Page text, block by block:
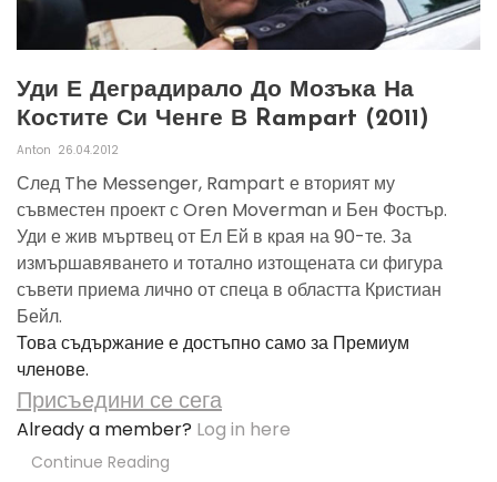
Уди Е Деградирало До Мозъка На
Костите Си Ченге В Rampart (2011)
Anton 26.04.2012
След The Messenger, Rampart е вторият му
съвместен проект с Oren Moverman и Бен Фостър.
Уди е жив мъртвец от Ел Ей в края на 90-те. За
измършавяването и тотално изтощената си фигура
съвети приема лично от спеца в областта Кристиан
Бейл.
Това съдържание е достъпно само за Премиум
членове.
Присъедини се сега
Already a member? Log in here
Continue Reading